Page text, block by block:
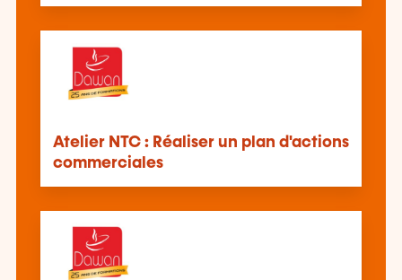
Atelier NTC : Réaliser un plan d'actions
commerciales